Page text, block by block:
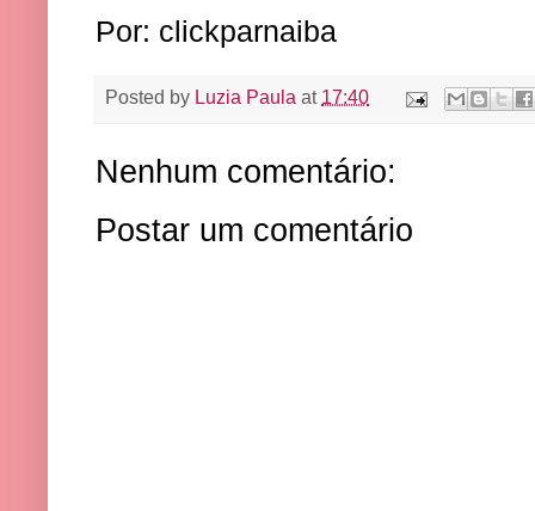
Por: clickparnaiba
Posted by Luzia Paula at 17:40
Nenhum comentário:
Postar um comentário